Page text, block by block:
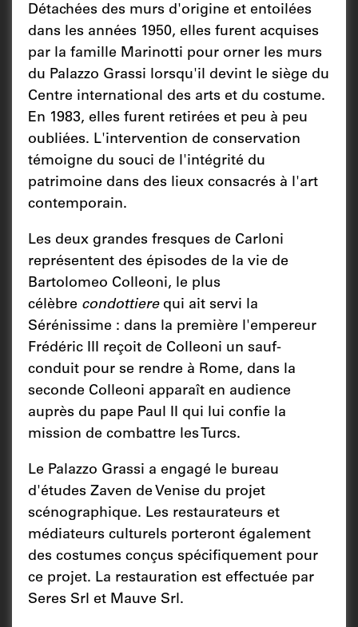
Détachées des murs d'origine et entoilées
dans les années 1950, elles furent acquises
par la famille Marinotti pour orner les murs
du Palazzo Grassi lorsqu'il devint le siège du
Centre international des arts et du costume.
En 1983, elles furent retirées et peu à peu
oubliées. L'intervention de conservation
témoigne du souci de l'intégrité du
patrimoine dans des lieux consacrés à l'art
contemporain.
Les deux grandes fresques de Carloni
représentent des épisodes de la vie de
Bartolomeo Colleoni, le plus
célèbre condottierequi ait servi la
Sérénissime : dans la première l'empereur
Frédéric III reçoit de Colleoni un sauf-
conduit pour se rendre à Rome, dans la
seconde Colleoni apparaît en audience
auprès du pape Paul II qui lui confie la
mission de combattre les Turcs.
Le Palazzo Grassi a engagé le bureau
d'études Zaven de Venise du projet
scénographique. Les restaurateurs et
médiateurs culturels porteront également
des costumes conçus spécifiquement pour
ce projet. La restauration est effectuée par
Seres Srl et Mauve Srl.